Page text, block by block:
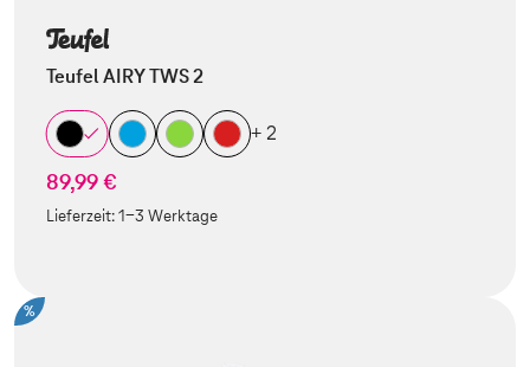
Teufel AIRY TWS 2
+ 2
89,99 €
Lieferzeit:1-3 Werktage
%